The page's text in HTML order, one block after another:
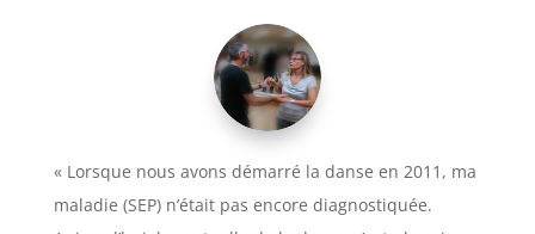
« Lorsque nous avons démarré la danse en 2011, ma
maladie (SEP) n’était pas encore diagnostiquée.